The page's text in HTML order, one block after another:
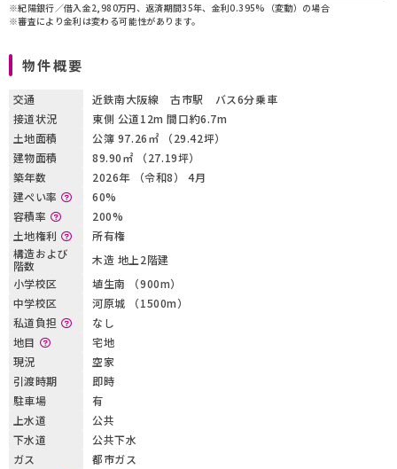
※紀陽銀行／借入金2,980万円、返済期間35年、金利0.395%（変動）の場合
※審査により金利は変わる可能性があります。
物件概要
交通
近鉄南大阪線 古市駅 バス6分乗車
接道状況
東側 公道12m 間口約6.7m
土地面積
公簿 97.26㎡ （29.42坪）
建物面積
89.90㎡ （27.19坪）
築年数
2026年 （令和8） 4月
建ぺい率
60%
容積率
200%
土地権利
所有権
構造および
階数
木造 地上2階建
小学校区
埴生南 （900m）
中学校区
河原城 （1500m）
私道負担
なし
地目
宅地
現況
空家
引渡時期
即時
駐車場
有
上水道
公共
下水道
公共下水
ガス
都市ガス